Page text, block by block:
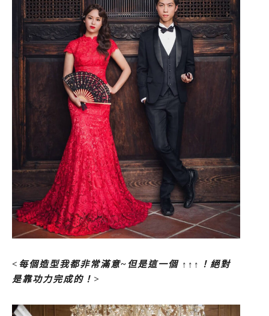
<每個造型我都非常滿意~但是這一個 ↑↑↑！絕對
是靠功力完成的！>